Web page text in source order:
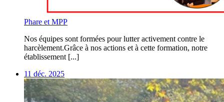
Phare et MPP
Nos équipes sont formées pour lutter activement contre le
harcèlement.Grâce à nos actions et à cette formation, notre
établissement [...]
11 déc. 2025